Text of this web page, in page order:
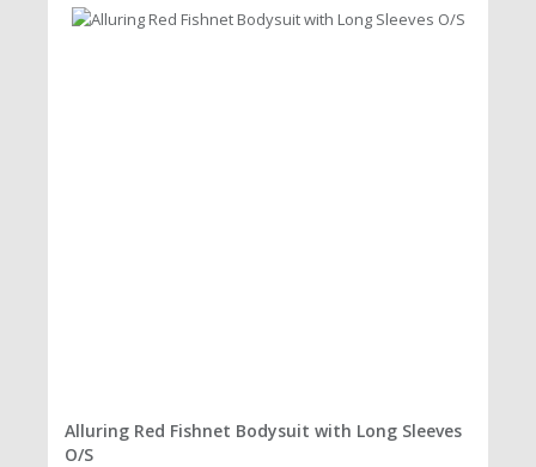
Alluring Red Fishnet Bodysuit with Long Sleeves
O/S